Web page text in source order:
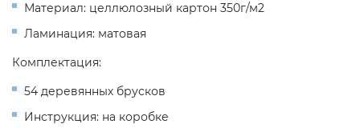
Материал: целлюлозный картон 350г/м2
Ламинация: матовая
Комплектация:
54 деревянных брусков
Инструкция: на коробке